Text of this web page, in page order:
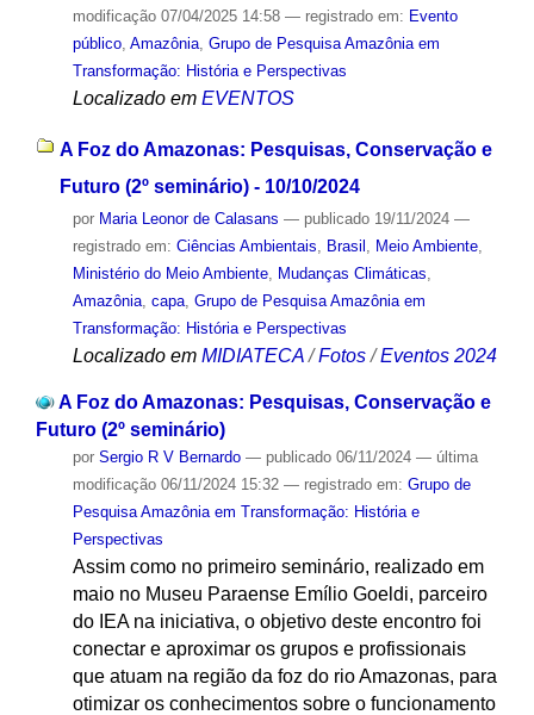
modificação07/04/2025 14:58 — registrado em: Evento
público, Amazônia, Grupo de Pesquisa Amazônia em
Transformação: História e Perspectivas
Localizado em EVENTOS
A Foz do Amazonas: Pesquisas, Conservação e
Futuro (2º seminário) - 10/10/2024
por Maria Leonor de Calasans — publicado19/11/2024 —
registrado em: Ciências Ambientais, Brasil , Meio Ambiente,
Ministério do Meio Ambiente, Mudanças Climáticas,
Amazônia, capa, Grupo de Pesquisa Amazônia em
Transformação: História e Perspectivas
Localizado em MIDIATECA /Fotos /Eventos 2024
A Foz do Amazonas: Pesquisas, Conservação e
Futuro (2º seminário)
por Sergio R V Bernardo — publicado06/11/2024 — última
modificação06/11/2024 15:32 — registrado em: Grupo de
Pesquisa Amazônia em Transformação: História e
Perspectivas
Assim como no primeiro seminário, realizado em
maio no Museu Paraense Emílio Goeldi, parceiro
do IEA na iniciativa, o objetivo deste encontro foi
conectar e aproximar os grupos e profissionais
que atuam na região da foz do rio Amazonas, para
otimizar os conhecimentos sobre o funcionamento